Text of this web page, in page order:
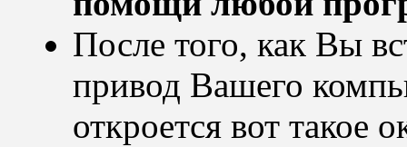
После того, как Вы
привод Вашего
откроется вот такое